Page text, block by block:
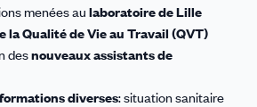
menées au laboratoire de Lille
la Qualité de Vie au Travail (QVT)
desnouveaux assistants de
diverses: situation sanitaire